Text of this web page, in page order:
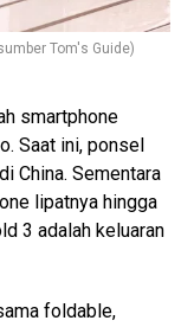
Tom's Guide)
smartphone
Saat ini, ponsel
China. Sementara
lipatnya hingga
3 adalah keluaran
foldable,